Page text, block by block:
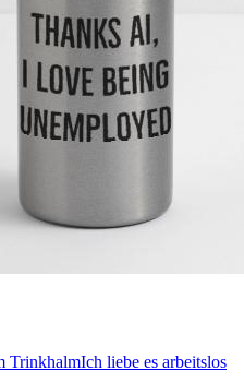
TrinkhalmIch liebe es arbeitslos